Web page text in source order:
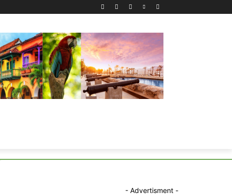
- Advertisment -